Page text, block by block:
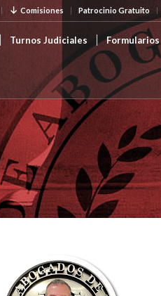
Comisiones Patrocinio Gratuito
Turnos Judiciales Formularios